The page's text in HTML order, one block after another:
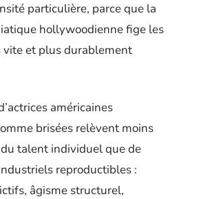
particulière, parce que la
hollywoodienne fige les
et plus durablement
américaines
brisées relèvent moins
talent individuel que de
reproductibles :
âgisme structurel,